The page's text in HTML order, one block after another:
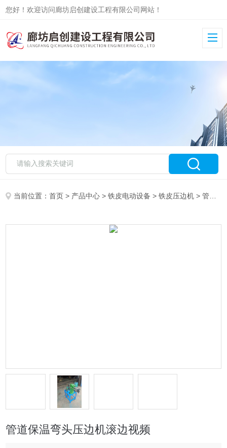
您好！欢迎访问廊坊启创建设工程有限公司网站！
当前位置：首页 > 产品中心 >铁皮电动设备 >铁皮压边机 > 管道保温弯头压边机滚边视频
管道保温弯头压边机滚边视频